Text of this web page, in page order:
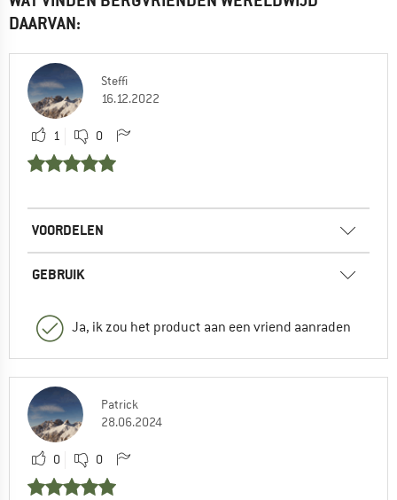
DAARVAN:
Steffi
16.12.2022
1 0
VOORDELEN
GEBRUIK
Ja, ik zou het product aan een vriend aanraden
Patrick
28.06.2024
0 0